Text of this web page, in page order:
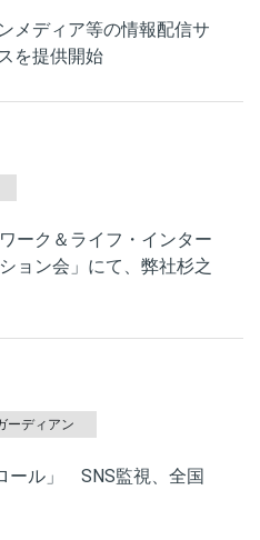
メディア等の情報配信サ
を提供開始
ーク＆ライフ・インター
ョン会」にて、弊社杉之
ーディアン
ール」 SNS監視、全国